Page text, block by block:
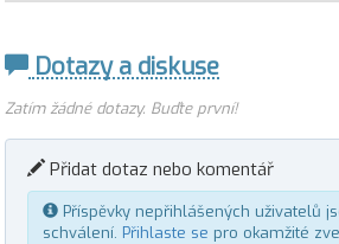
Dotazy a diskuse
Zatím žádné dotazy. Buďte první!
Přidat dotaz nebo komentář
Příspěvky nepřihlášených uživatelů
schválení. Přihlaste se pro okamžité